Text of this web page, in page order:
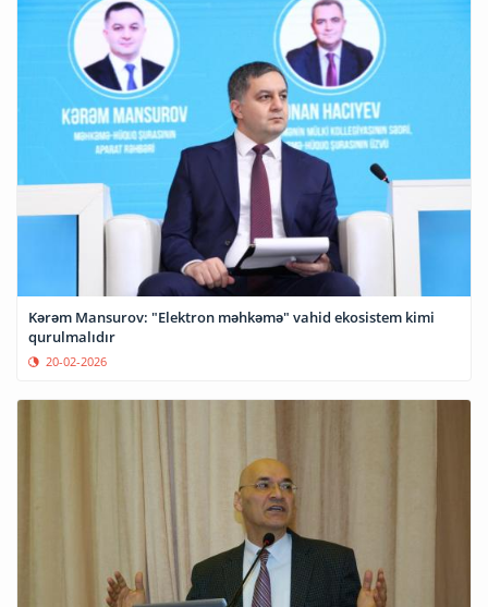
Kərəm Mansurov: "Elektron məhkəmə" vahid ekosistem kimi
qurulmalıdır
20-02-2026